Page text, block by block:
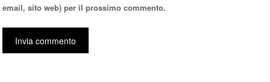
email, sito web) per il prossimo commento.